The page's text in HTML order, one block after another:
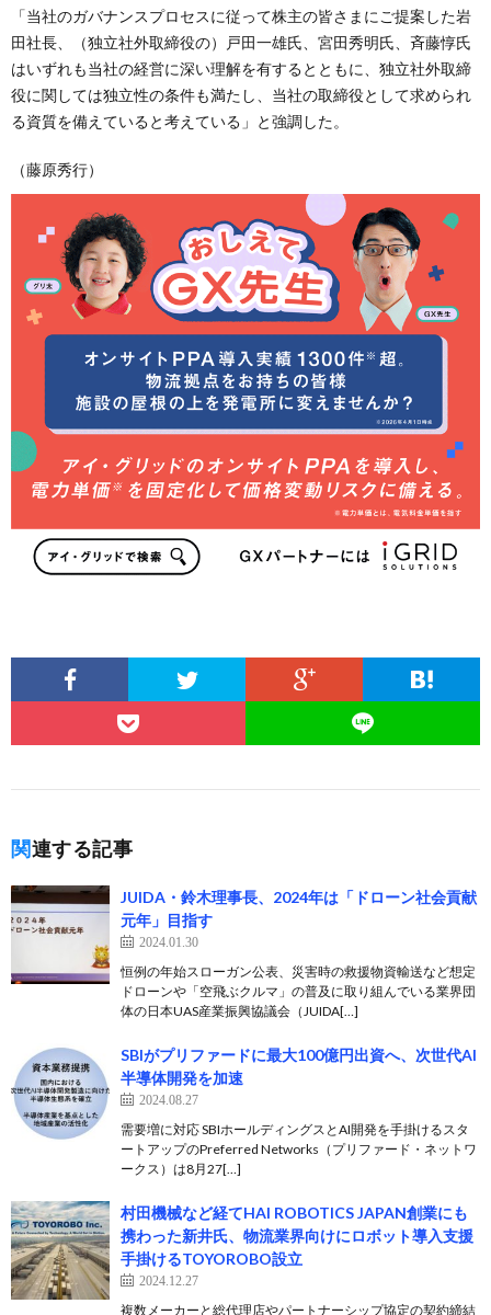
「当社のガバナンスプロセスに従って株主の皆さまにご提案した岩
田社長、（独立社外取締役の）戸田一雄氏、宮田秀明氏、斉藤惇氏
はいずれも当社の経営に深い理解を有するとともに、独立社外取締
役に関しては独立性の条件も満たし、当社の取締役として求められ
る資質を備えていると考えている」と強調した。
（藤原秀行）
関連する記事
JUIDA・鈴木理事長、2024年は「ドローン社会貢献
元年」目指す
2024.01.30
恒例の年始スローガン公表、災害時の救援物資輸送など想定
ドローンや「空飛ぶクルマ」の普及に取り組んでいる業界団
体の日本UAS産業振興協議会（JUIDA[…]
SBIがプリファードに最大100億円出資へ、次世代AI
半導体開発を加速
2024.08.27
需要増に対応 SBIホールディングスとAI開発を手掛けるスタ
ートアップのPreferred Networks（プリファード・ネットワ
ークス）は8月27[…]
村田機械など経てHAI ROBOTICS JAPAN創業にも
携わった新井氏、物流業界向けにロボット導入支援
手掛けるTOYOROBO設立
2024.12.27
複数メーカーと総代理店やパートナーシップ協定の契約締結